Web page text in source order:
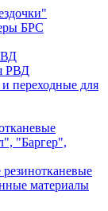
БРС
РВД
переходные для
"Баргер",
материалы